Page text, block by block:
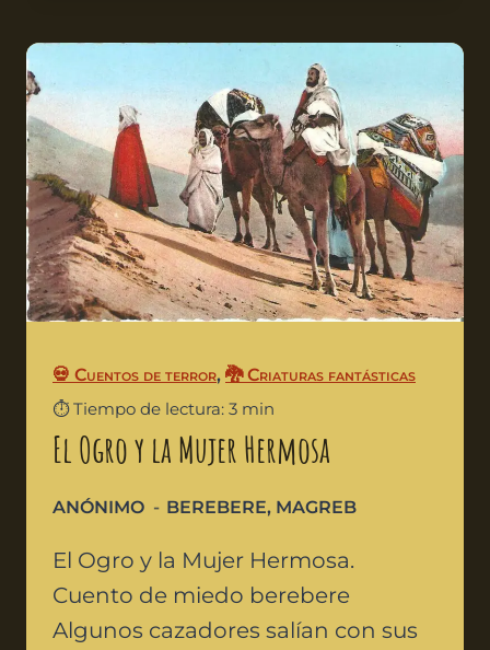
💀 Cuentos de terror, 🐉 Criaturas fantásticas
⏱️ Tiempo de lectura: 3 min
El Ogro y la Mujer Hermosa
ANÓNIMO BEREBERE, MAGREB
El Ogro y la Mujer Hermosa.
Cuento de miedo berebere
Algunos cazadores salían con sus